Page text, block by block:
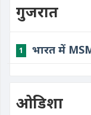
गुजरात
1 भारत में
ओडिशा